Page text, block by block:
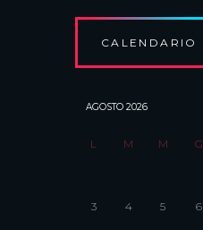
CALENDARIO
AGOSTO 2026
L M M G
3 4 5 6